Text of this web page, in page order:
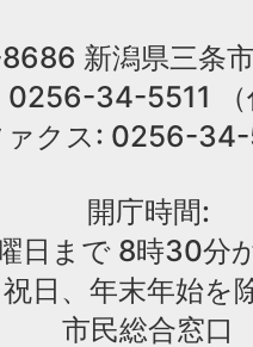
新潟県三条
0256-34-5511
ァクス: 0256-
開庁時間:
日まで 8時30分
祝日、年末年始を
市民総合窓口